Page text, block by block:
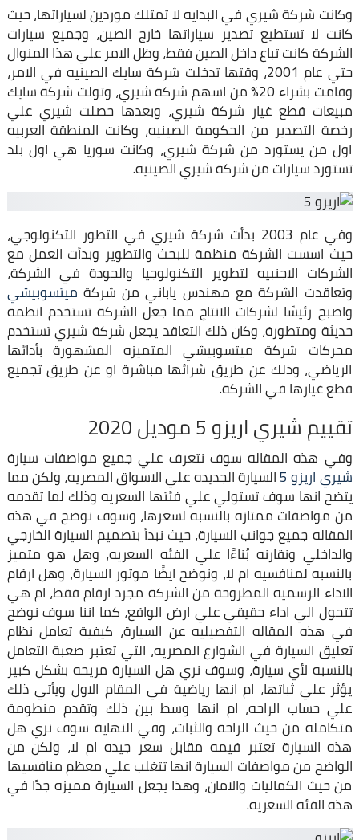
وكانت شركة شيري في البدايه لا تمتلك موردين لسياراتها، حيث
كانت لا تستطيع تصدير سياراتها خارج الصين، وجميع سيارات
الشركة كانت تباع داخل الصين فقط، وظل الامر علي هذا المنوال
حتي عام 2001، وقتها تدخلت شركة سايك الصينيه في الامر،
وقامت بشراء 20% من اسهم شركة شيري، وتولت شركة سايك
مبيعات قطع غيار شركة شيري، وبعدها حصلت شيري علي
رخصة التصدير من الحكومة الصينيه، وكانت المنطقة العربيه
اول من يستورد من شركة شيري، وكانت سوريا هي اول بلد
تستورد سيارات من شركة شيري الصينيه.
وفي عام 2003 بدأت شركة شيري في التطور التكنولوجي،
حيث اسست الشركة منظمة للبحث والتطوير وبدأت العمل مع
الشركات الاجنبيه لتطوير التكنولوجيا والجودة في الشركة،
وتعاقدت الشركة مع مهندس ياباني من شركة ميتسوبيشي
واصبح رئيسًا لشركات الانتاج مما جعل الشركة تستخدم انظمة
حديثة ومتطورة، وكان ذلك التعاقد يجعل شركة شيري تستخدم
محركات شركة ميتسوبيشي المتميزه المشهورة بأدائها
الرياضي، وذلك عن طريق شرائها مباشرة او عن طريق تجميع
قطع غيارها في الشركة.
تقييم شيري اريزو 5 موديل 2020
وفي هذه المقاله سوف نتعرف علي جميع مواصفات سيارة
شيري اريزو 5 السيارة الجديده علي الاسواق المصريه، ولكن مما
يتضح انها سوف تستولي علي فئتها السعريه وذلك لما تقدمه
من مواصفات ممتازه بالنسبه لسعرها، وسوف نوضح في هذه
المقاله جميع جوانب السيارة، حيث نبدأ بتصميم السيارة الخارجي
والداخلي ونقارنه بُناءًا علي الفئه السعريه، وهل هو متميز
بالنسبه لمنافسيه ام لا، ونوضح ايضًا موتور السيارة، وهل ارقام
الاداء الرسميه المطروحة من الشركة مجرد ارقام فقط، ام هي
تتحول الي اداء حقيقي علي ارض الواقع، كما اننا سوف نوضح
في هذه المقاله التفصيليه عن السيارة، كيفية تعامل نظام
تعليق السيارة في الشوارع المصريه، التي تعتبر صعبة التعامل
بالنسبه لأي سيارة، وسوف نري هل السيارة مريحه بشكل كبير
يؤثر علي ثباتها، ام انها رياضية في المقام الاول ويأتي ذلك
علي حساب الراحه، ام انها وسط بين ذلك وتقدم منطومة
متكامله من حيث الراحة والثبات، وفي النهاية سوف نري هل
هذه السيارة تعتبر قيمه مقابل سعر جيده ام لا، ولكن من
الواضح من مواصفات السيارة انها تتغلب علي معظم منافسيها
من حيث الكماليات والامان، وهذا يجعل السيارة مميزه جدًا في
هذه الفئه السعريه.